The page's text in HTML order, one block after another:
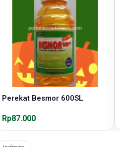
Perekat Besmor 600SL
Rp87.000